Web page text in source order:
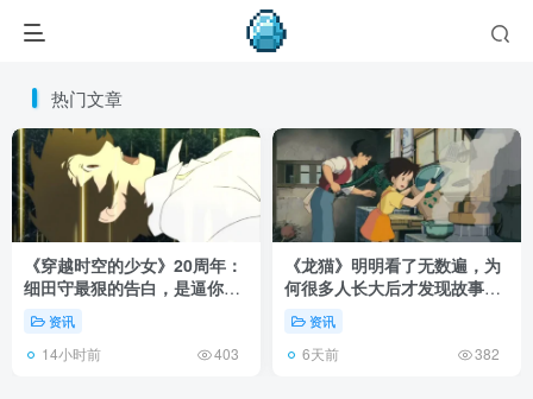
热门文章
《穿越时空的少女》20周年：
细田守最狠的告白，是逼你承
认有些夏天回不去了！
资讯
14小时前 403
《龙猫》明明看了无数遍，为
何很多人长大后才发现故事根
本不在 1988 年！
资讯
6天前 382